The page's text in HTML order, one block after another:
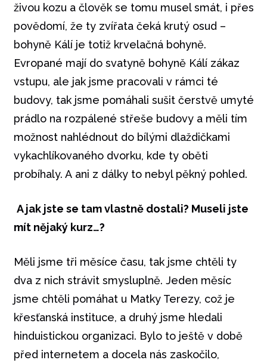
živou kozu a člověk se tomu musel smát, i přes
povědomí, že ty zvířata čeká krutý osud –
bohyně Kálí je totiž krvelačná bohyně.
Evropané mají do svatyně bohyně Kálí zákaz
vstupu, ale jak jsme pracovali v rámci té
budovy, tak jsme pomáhali sušit čerstvě umyté
prádlo na rozpálené střeše budovy a měli tím
možnost nahlédnout do bílými dlaždičkami
vykachlíkovaného dvorku, kde ty oběti
probíhaly. A ani z dálky to nebyl pěkný pohled.
A jak jste se tam vlastně dostali? Museli jste
mít nějaký kurz…?
Měli jsme tři měsíce času, tak jsme chtěli ty
dva z nich strávit smysluplně. Jeden měsíc
jsme chtěli pomáhat u Matky Terezy, což je
křesťanská instituce, a druhý jsme hledali
hinduistickou organizaci. Bylo to ještě v době
před internetem a docela nás zaskočilo,